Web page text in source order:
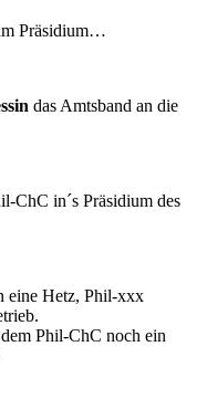
Präsidium…
das Amtsband an die
ChC in´s Präsidium des
eine Hetz, Phil-xxx
Phil-ChC noch ein